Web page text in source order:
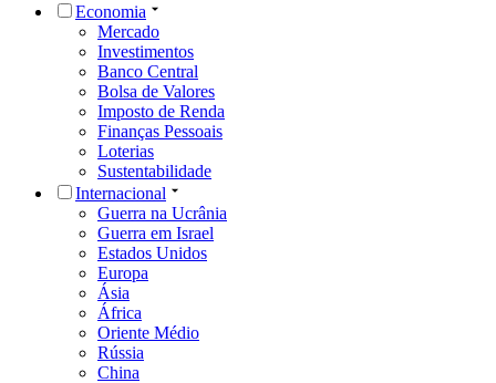
Economia
Mercado
Investimentos
Banco Central
Bolsa de Valores
Imposto de Renda
Finanças Pessoais
Loterias
Sustentabilidade
Internacional
Guerra na Ucrânia
Guerra em Israel
Estados Unidos
Europa
Ásia
África
Oriente Médio
Rússia
China